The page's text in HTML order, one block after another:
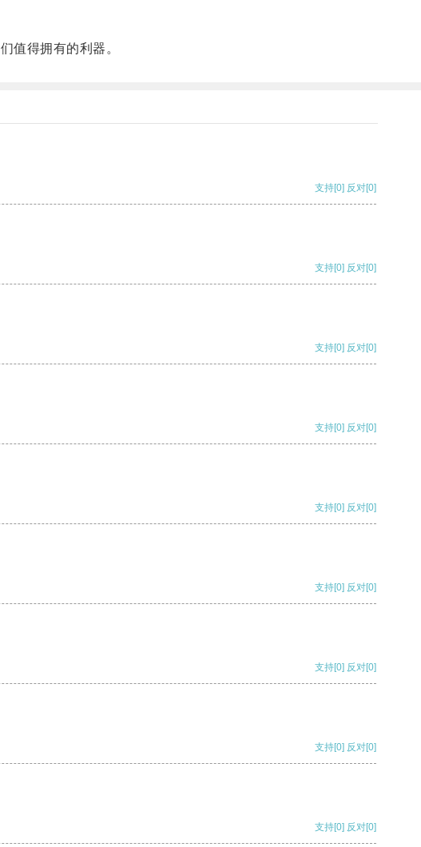
值得拥有的利器。
支持[0] 反对[0]
支持[0] 反对[0]
支持[0] 反对[0]
支持[0] 反对[0]
支持[0] 反对[0]
支持[0] 反对[0]
支持[0] 反对[0]
支持[0] 反对[0]
支持[0] 反对[0]